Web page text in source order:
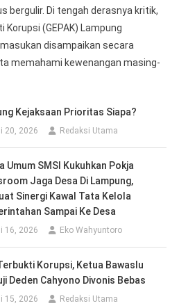
bergulir. Di tengah derasnya kritik,
(GEPAK) Lampung
disampaikan secara
memahami kewenangan masing-
Kejaksaan Prioritas Siapa?
20, 2026 Redaksi Utama
Umum SMSI Kukuhkan Pokja
Jaga Desa Di Lampung,
Sinergi Kawal Tata Kelola
Sampai Ke Desa
16, 2026 Eko Wahyuntoro
Korupsi, Ketua Bawaslu
Deden Cahyono Divonis Bebas
15, 2026 Redaksi Utama